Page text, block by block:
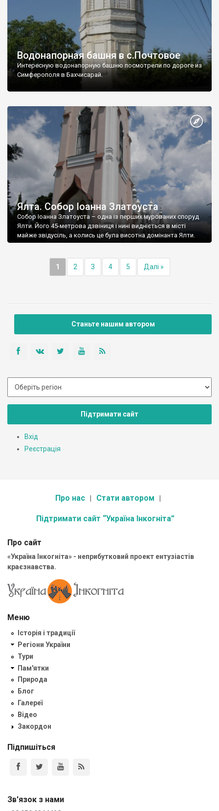
Водонапорная башня в с.Почтовое
Интересную водонапорную башню посмотрели по дороге из
Симферополя в Бахчисарай.
Ялта. Собор Іоанна Златоуста
Собор Іоанна Златоуста – одна із перших мурованих споруд
Ялти. Його 45-метрова дзвіниця і нині видніється в місті
майже звідусіль, а колись це була висотна домінанта Ялти.
1 2 3 4 5 Далі »
Станьте нашим автором
Підтримати сайт
Вхід
Реєстрація
Про нас Стати автором
Підтримати сайт “Україна Інкогніта”
Про сайт
«Україна Інкогніта» - неприбутковий проект ентузіастів
краєзнавства.
Меню
Історія і традиції
Регіони України
Тури
Пам'ятки
Природа
Блог
Галереї
Відео
Закордон
Підпишіться
Зв'язок з нами